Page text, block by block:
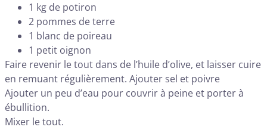
1 kg de potiron
2 pommes de terre
1 blanc de poireau
1 petit oignon
Faire revenir le tout dans de l’huile d’olive, et laisser cuire
en remuant régulièrement. Ajouter sel et poivre
Ajouter un peu d’eau pour couvrir à peine et porter à
ébullition.
Mixer le tout.